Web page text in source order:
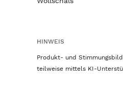
HINWEIS
Produkt- und
teilweise mittels KI-